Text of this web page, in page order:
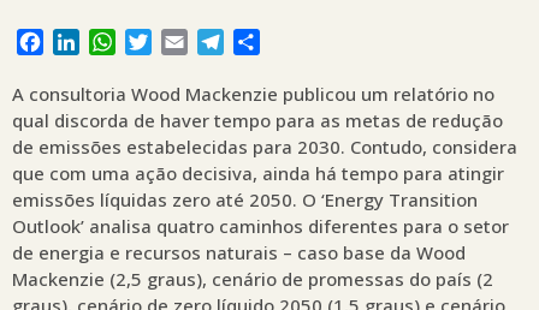
Facebook
LinkedInWhatsApp
Twitter
Email Telegram
A consultoria Wood Mackenzie publicou um relatório no
qual discorda de haver tempo para as metas de redução
de emissões estabelecidas para 2030. Contudo, considera
que com uma ação decisiva, ainda há tempo para atingir
emissões líquidas zero até 2050. O ‘Energy Transition
Outlook’ analisa quatro caminhos diferentes para o setor
de energia e recursos naturais – caso base da Wood
Mackenzie (2,5 graus), cenário de promessas do país (2